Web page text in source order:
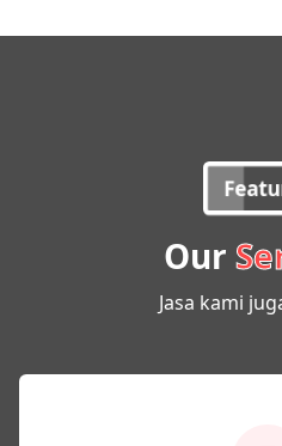
Our
Jasa kami